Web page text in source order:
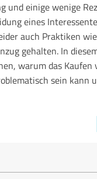
und einige wenige
eines
auch Praktiken
gehalten. In
warum das Kaufen
sein kann